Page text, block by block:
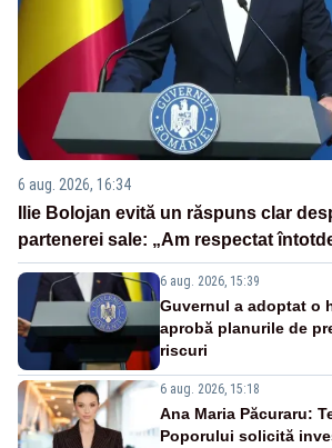
6 aug. 2026, 16:34
Ilie Bolojan evită un răspuns clar
partenerei sale: „Am respectat
6 aug. 2026, 15:39
Guvernul a adoptat o
aprobă planurile de
riscuri
6 aug. 2026, 15:18
Ana Maria Păcuraru:
Poporului solicită